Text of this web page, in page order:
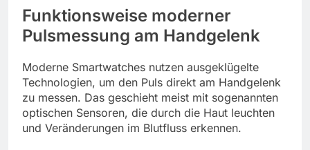
Funktionsweise moderner
Pulsmessung am Handgelenk
Moderne Smartwatches nutzen ausgeklügelte
Technologien, um den Puls direkt am Handgelenk
zu messen. Das geschieht meist mit sogenannten
optischen Sensoren, die durch die Haut leuchten
und Veränderungen im Blutfluss erkennen.